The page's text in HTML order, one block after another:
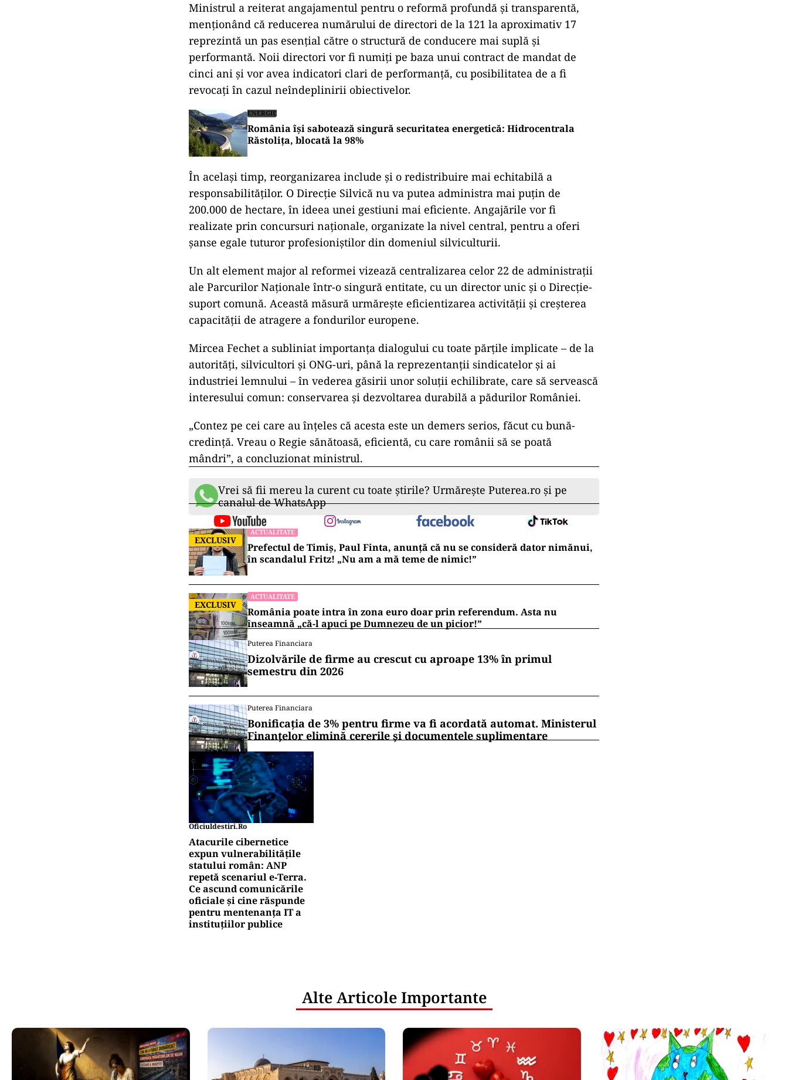
Ministrul a reiterat angajamentul pentru o reformă profundă și transparentă,
menționând că reducerea numărului de directori de la 121 la aproximativ 17
reprezintă un pas esențial către o structură de conducere mai suplă și
performantă. Noii directori vor fi numiți pe baza unui contract de mandat de
cinci ani și vor avea indicatori clari de performanță, cu posibilitatea de a fi
revocați în cazul neîndeplinirii obiectivelor.
ENERGIE
România își sabotează singură securitatea energetică: Hidrocentrala
Răstolița, blocată la 98%
În același timp, reorganizarea include și o redistribuire mai echitabilă a
responsabilităților. O Direcție Silvică nu va putea administra mai puțin de
200.000 de hectare, în ideea unei gestiuni mai eficiente. Angajările vor fi
realizate prin concursuri naționale, organizate la nivel central, pentru a oferi
șanse egale tuturor profesioniștilor din domeniul silviculturii.
Un alt element major al reformei vizează centralizarea celor 22 de administrații
ale Parcurilor Naționale într-o singură entitate, cu un director unic și o Direcție-
suport comună. Această măsură urmărește eficientizarea activității și creșterea
capacității de atragere a fondurilor europene.
Mircea Fechet a subliniat importanța dialogului cu toate părțile implicate – de la
autorități, silvicultori și ONG-uri, până la reprezentanții sindicatelor și ai
industriei lemnului – în vederea găsirii unor soluții echilibrate, care să servească
interesului comun: conservarea și dezvoltarea durabilă a pădurilor României.
„Contez pe cei care au înțeles că acesta este un demers serios, făcut cu bună-
credință. Vreau o Regie sănătoasă, eficientă, cu care românii să se poată
mândri”, a concluzionat ministrul.
Vrei să fii mereu la curent cu toate știrile? Urmărește Puterea.ro și pe
canalul de WhatsApp
EXCLUSIV
ACTUALITATE
Prefectul de Timiș, Paul Finta, anunță că nu se consideră dator nimănui,
în scandalul Fritz! „Nu am a mă teme de nimic!”
EXCLUSIV
ACTUALITATE
România poate intra în zona euro doar prin referendum. Asta nu
înseamnă „că-l apuci pe Dumnezeu de un picior!”
Puterea Financiara
Dizolvările de firme au crescut cu aproape 13% în primul
semestru din 2026
Puterea Financiara
Bonificația de 3% pentru firme va fi acordată automat. Ministerul
Finanțelor elimină cererile și documentele suplimentare
Oficiuldestiri.ro
Atacurile cibernetice
expun vulnerabilitățile
statului român: ANP
repetă scenariul e‑Terra.
Ce ascund comunicările
oficiale și cine răspunde
pentru mentenanța IT a
instituțiilor publice
Alte Articole Importante